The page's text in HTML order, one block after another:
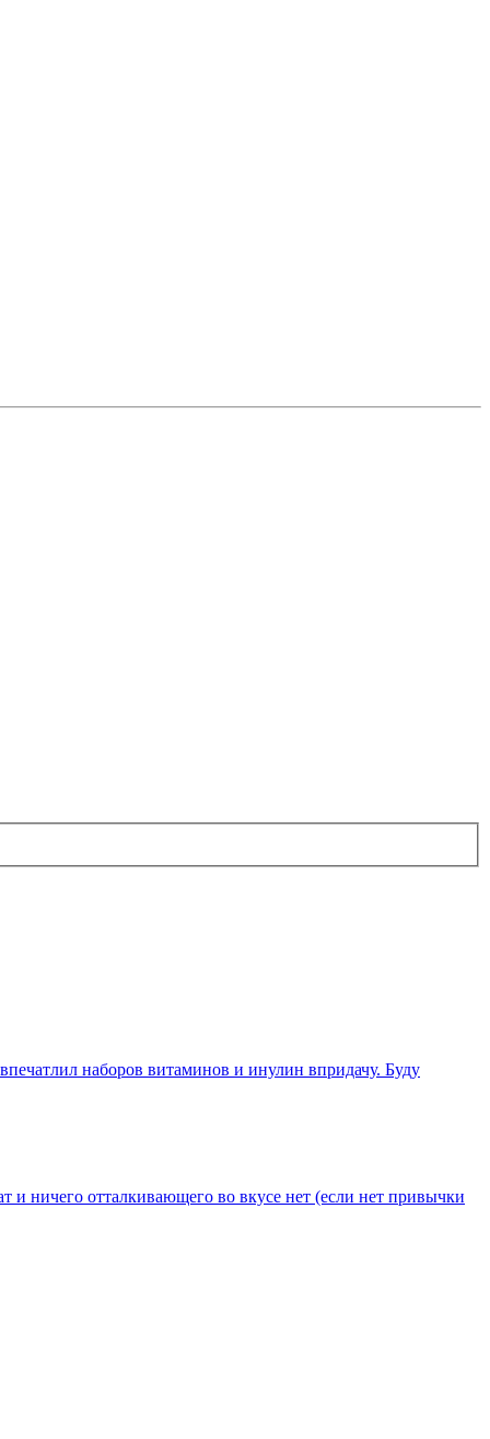
наборов витаминов и инулин впридачу. Буду
ничего отталкивающего во вкусе нет (если нет привычки